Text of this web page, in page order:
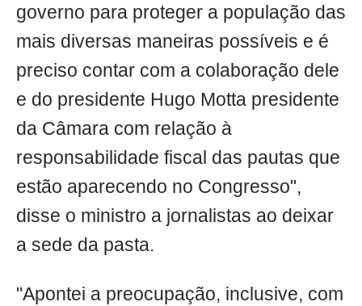
governo para proteger a população das
mais diversas maneiras possíveis e é
preciso contar com a colaboração dele
e do presidente Hugo Motta presidente
da Câmara com relação à
responsabilidade fiscal das pautas que
estão aparecendo no Congresso",
disse o ministro a jornalistas ao deixar
a sede da pasta.
"Apontei a preocupação, inclusive, com